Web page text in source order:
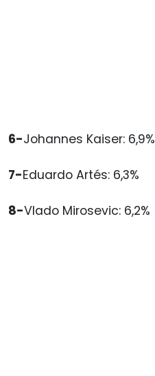
6-Johannes Kaiser: 6,9%
7-Eduardo Artés: 6,3%
8-Vlado Mirosevic: 6,2%